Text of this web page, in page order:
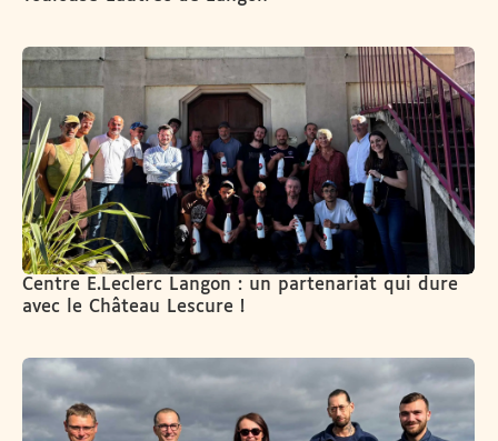
Centre E.Leclerc Langon : un partenariat qui dure
avec le Château Lescure !